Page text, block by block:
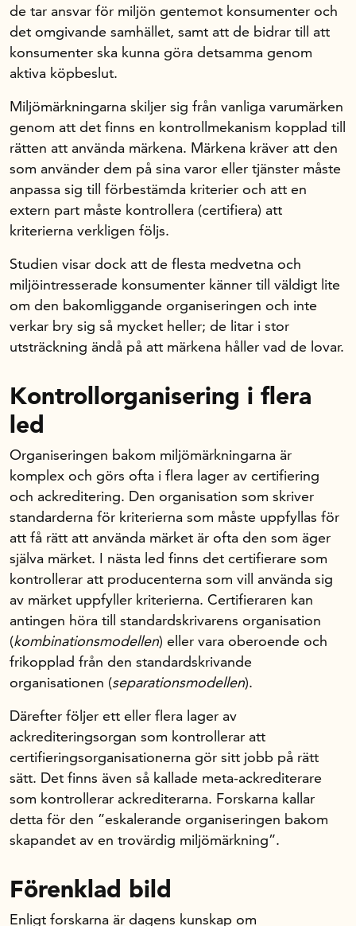
Handelsfakta.se
In English
de tar ansvar för miljön gentemot konsumenter och
det omgivande samhället, samt att de bidrar till att
konsumenter ska kunna göra detsamma genom
aktiva köpbeslut.
Miljömärkningarna skiljer sig från vanliga varumärken
genom att det finns en kontrollmekanism kopplad till
rätten att använda märkena. Märkena kräver att den
som använder dem på sina varor eller tjänster måste
anpassa sig till förbestämda kriterier och att en
extern part måste kontrollera (certifiera) att
kriterierna verkligen följs.
Studien visar dock att de flesta medvetna och
miljöintresserade konsumenter känner till väldigt lite
om den bakomliggande organiseringen och inte
verkar bry sig så mycket heller; de litar i stor
utsträckning ändå på att märkena håller vad de lovar.
Kontrollorganisering i flera
led
Organiseringen bakom miljömärkningarna är
komplex och görs ofta i flera lager av certifiering
och ackreditering. Den organisation som skriver
standarderna för kriterierna som måste uppfyllas för
att få rätt att använda märket är ofta den som äger
själva märket. I nästa led finns det certifierare som
kontrollerar att producenterna som vill använda sig
av märket uppfyller kriterierna. Certifieraren kan
antingen höra till standardskrivarens organisation
(kombinationsmodellen) eller vara oberoende och
frikopplad från den standardskrivande
organisationen (separationsmodellen).
Därefter följer ett eller flera lager av
ackrediteringsorgan som kontrollerar att
certifieringsorganisationerna gör sitt jobb på rätt
sätt. Det finns även så kallade meta-ackrediterare
som kontrollerar ackrediterarna. Forskarna kallar
detta för den ”eskalerande organiseringen bakom
skapandet av en trovärdig miljömärkning”.
Förenklad bild
Enligt forskarna är dagens kunskap om